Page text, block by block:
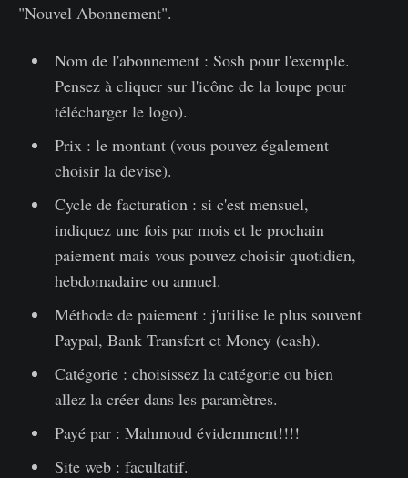
"Nouvel Abonnement".
Nom de l'abonnement : Sosh pour l'exemple.
Pensez à cliquer sur l'icône de la loupe pour
télécharger le logo).
Prix : le montant (vous pouvez également
choisir la devise).
Cycle de facturation : si c'est mensuel,
indiquez une fois par mois et le prochain
paiement mais vous pouvez choisir quotidien,
hebdomadaire ou annuel.
Méthode de paiement : j'utilise le plus souvent
Paypal, Bank Transfert et Money (cash).
Catégorie : choisissez la catégorie ou bien
allez la créer dans les paramètres.
Payé par : Mahmoud évidemment!!!!
Site web : facultatif.